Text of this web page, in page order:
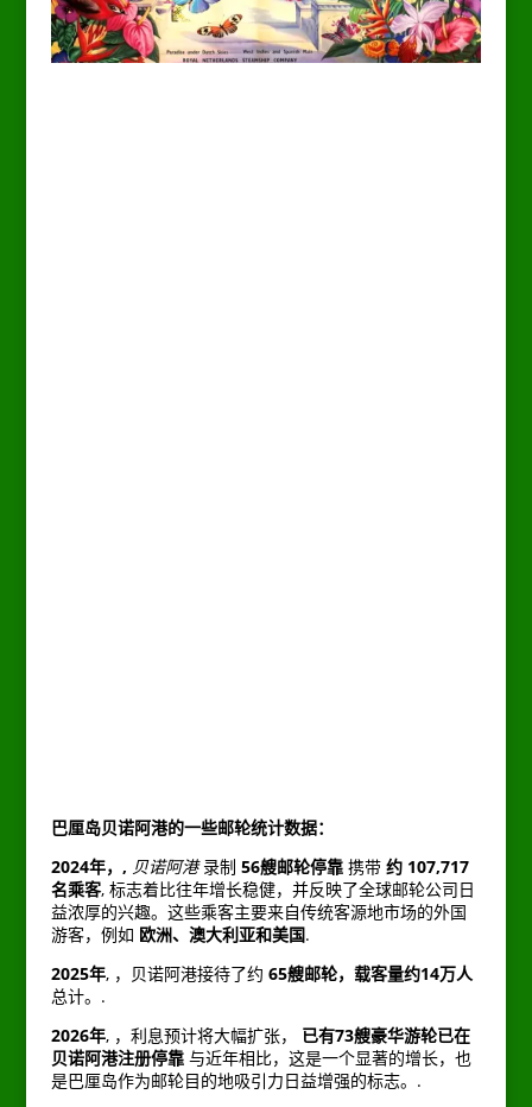
巴厘岛贝诺阿港的一些邮轮统计数据：
2024年，, 贝诺阿港录制 56艘邮轮停靠携带 约 107,717
名乘客, 标志着比往年增长稳健，并反映了全球邮轮公司日
益浓厚的兴趣。这些乘客主要来自传统客源地市场的外国
游客，例如 欧洲、澳大利亚和美国.
2025年, ，贝诺阿港接待了约 65艘邮轮，载客量约14万人
总计。.
2026年, ，利息预计将大幅扩张， 已有73艘豪华游轮已在
贝诺阿港注册停靠与近年相比，这是一个显著的增长，也
是巴厘岛作为邮轮目的地吸引力日益增强的标志。.